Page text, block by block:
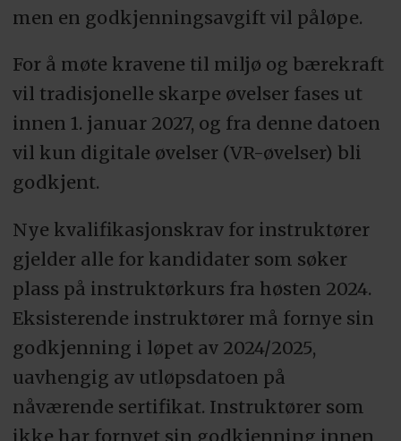
men en godkjenningsavgift vil påløpe.
For å møte kravene til miljø og bærekraft
vil tradisjonelle skarpe øvelser fases ut
innen 1. januar 2027, og fra denne datoen
vil kun digitale øvelser (VR-øvelser) bli
godkjent.
Nye kvalifikasjonskrav for instruktører
gjelder alle for kandidater som søker
plass på instruktørkurs fra høsten 2024.
Eksisterende instruktører må fornye sin
godkjenning i løpet av 2024/2025,
uavhengig av utløpsdatoen på
nåværende sertifikat. Instruktører som
ikke har fornyet sin godkjenning innen